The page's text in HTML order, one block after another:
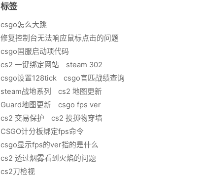
标签
csgo怎么大跳
修复控制台无法响应鼠标点击的问题
csgo国服启动项代码
cs2 一键绑定网站
steam 302
csgo设置128tick
csgo官匹战绩查询
steam战地系列
cs2 地图更新
Guard地图更新
csgo fps ver
cs2 交易保护
cs2 投掷物穿墙
CSGO计分板绑定fps命令
csgo显示fps的ver指的是什么
cs2 透过烟雾看到火焰的问题
cs2刀检视